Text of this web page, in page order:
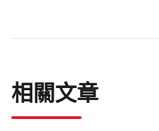
相關文章